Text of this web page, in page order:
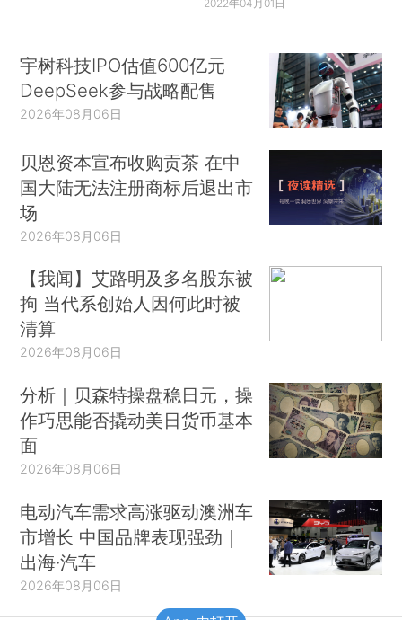
2022年04月01日
宇树科技IPO估值600亿元
DeepSeek参与战略配售
2026年08月06日
贝恩资本宣布收购贡茶 在中
国大陆无法注册商标后退出市
场
2026年08月06日
【我闻】艾路明及多名股东被
拘 当代系创始人因何此时被
清算
2026年08月06日
分析｜贝森特操盘稳日元，操
作巧思能否撬动美日货币基本
面
2026年08月06日
电动汽车需求高涨驱动澳洲车
市增长 中国品牌表现强劲｜
出海·汽车
2026年08月06日